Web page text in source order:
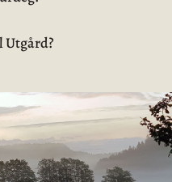
Utgård?